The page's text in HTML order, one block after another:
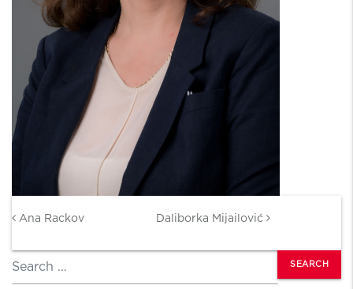
Ana Rackov Daliborka Mijailović
Search